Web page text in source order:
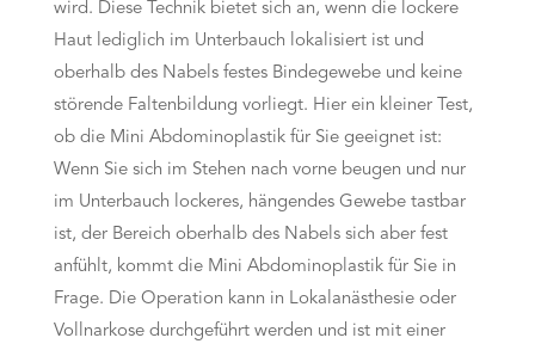
wird. Diese Technik bietet sich an, wenn die lockere
Haut lediglich im Unterbauch lokalisiert ist und
oberhalb des Nabels festes Bindegewebe und keine
störende Faltenbildung vorliegt. Hier ein kleiner Test,
ob die Mini Abdominoplastik für Sie geeignet ist:
Wenn Sie sich im Stehen nach vorne beugen und nur
im Unterbauch lockeres, hängendes Gewebe tastbar
ist, der Bereich oberhalb des Nabels sich aber fest
anfühlt, kommt die Mini Abdominoplastik für Sie in
Frage. Die Operation kann in Lokalanästhesie oder
Vollnarkose durchgeführt werden und ist mit einer